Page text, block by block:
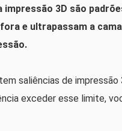
impressão 3D são
e ultrapassam a
saliências de
exceder esse limite,